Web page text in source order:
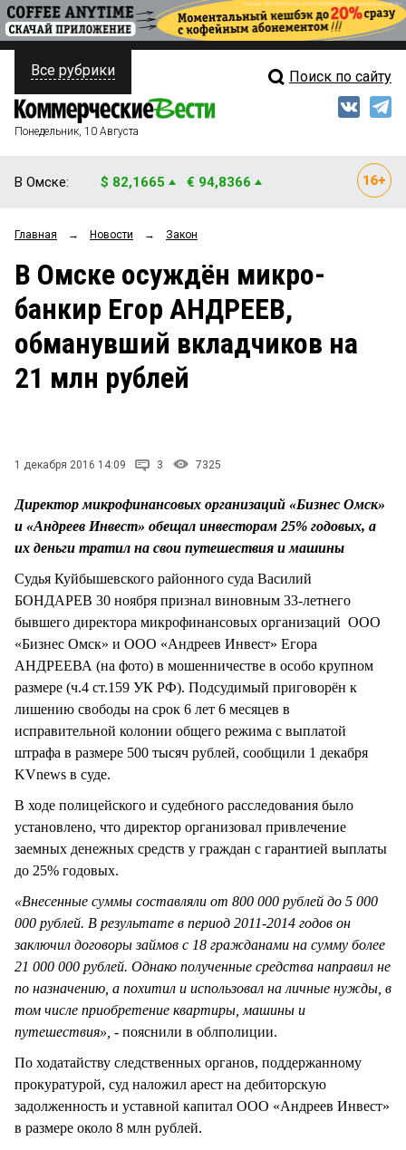
ПОЛИТИКА
ФИНАНСЫ
ОБЩЕСТВО
ЗАКОН
НОВОСТИ КОМПАНИЙ
ПРОИСШЕСТВИЯ
Свежий выпуск
Рейтинги
Блоги
Архив
Все рубрики Поиск по сайту
Понедельник, 10 Августа
В Омске: $ 82,1665 € 94,8366
Главная → Новости → Закон
В Омске осуждён микро-
банкир Егор АНДРЕЕВ,
обманувший вкладчиков на
21 млн рублей
1 декабря 2016 14:09 3 7325
Директор микрофинансовых организаций «Бизнес Омск»
и «Андреев Инвест» обещал инвесторам 25% годовых, а
их деньги тратил на свои путешествия и машины
Судья Куйбышевского районного суда Василий
БОНДАРЕВ 30 ноября признал виновным 33-летнего
бывшего директора микрофинансовых организаций ООО
«Бизнес Омск» и ООО «Андреев Инвест» Егора
АНДРЕЕВА (на фото) в мошенничестве в особо крупном
размере (ч.4 ст.159 УК РФ). Подсудимый приговорён к
лишению свободы на срок 6 лет 6 месяцев в
исправительной колонии общего режима с выплатой
штрафа в размере 500 тысяч рублей, сообщили 1 декабря
KVnews в суде.
В ходе полицейского и судебного расследования было
установлено, что директор организовал привлечение
заемных денежных средств у граждан с гарантией выплаты
до 25% годовых.
«Внесенные суммы составляли от 800 000 рублей до 5 000
000 рублей. В результате в период 2011-2014 годов он
заключил договоры займов с 18 гражданами на сумму более
21 000 000 рублей. Однако полученные средства направил не
по назначению, а похитил и использовал на личные нужды, в
том числе приобретение квартиры, машины и
путешествия», - пояснили в облполиции.
По ходатайству следственных органов, поддержанному
прокуратурой, суд наложил арест на дебиторскую
задолженность и уставной капитал ООО «Андреев Инвест»
в размере около 8 млн рублей.